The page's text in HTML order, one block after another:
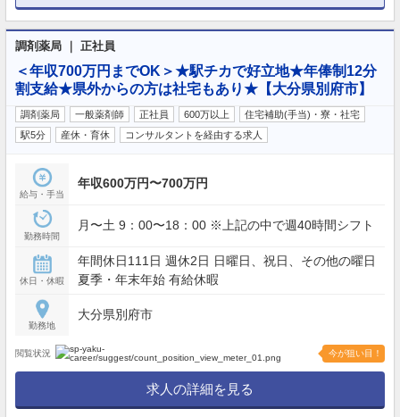
調剤薬局 ｜ 正社員
＜年収700万円までOK＞★駅チカで好立地★年俸制12分
割支給★県外からの方は社宅もあり★【大分県別府市】
調剤薬局 一般薬剤師 正社員 600万以上
住宅補助(手当)・寮・社宅
駅5分
産休・育休 コンサルタントを経由する求人
給与・手当
年収600万円〜700万円
勤務時間
月〜土 9：00〜18：00 ※上記の中で週40時間シフト
休日・休暇
年間休日111日 週休2日 日曜日、祝日、その他の曜日
夏季・年末年始 有給休暇
勤務地
大分県別府市
閲覧状況 今が狙い目！
求人の詳細を見る